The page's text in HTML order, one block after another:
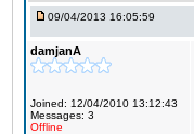
09/04/2013 16:05:59
damjanA
Joined: 12/04/2010 13:12:43
Messages: 3
Offline